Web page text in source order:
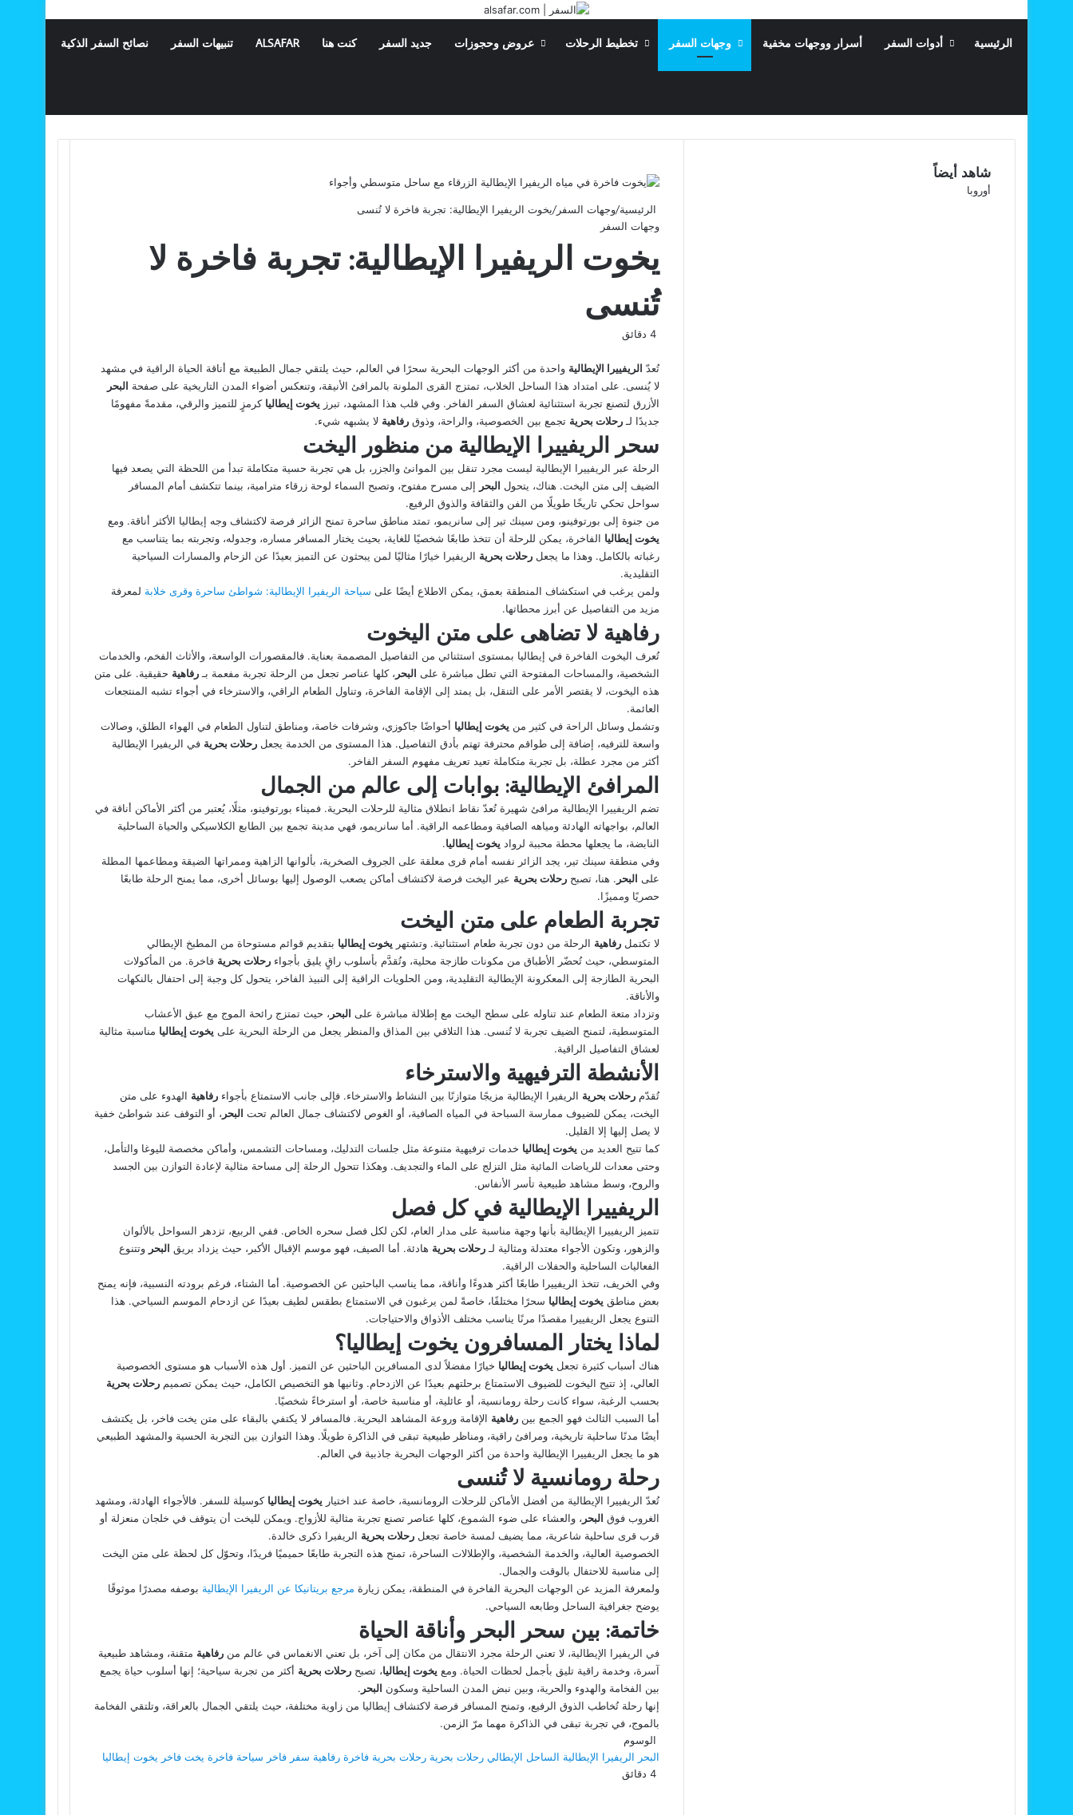
الرئيسية أدوات السفر أسرار ووجهات مخفية وجهات السفر تخطيط الرحلات عروض وحجوزات جديد السفر كنت هنا ALSAFAR تنبيهات السفر نصائح السفر الذكية
الرئيسية/وجهات السفر/يخوت الريفيرا الإيطالية: تجربة فاخرة لا تُنسى
وجهات السفر
يخوت الريفيرا الإيطالية: تجربة فاخرة لا
تُنسى
عبر
البريد
تُعدّ الريفييرا الإيطالية واحدة من أكثر الوجهات البحرية سحرًا في العالم، حيث يلتقي جمال الطبيعة مع أناقة الحياة الراقية في مشهد
لا يُنسى. على امتداد هذا الساحل الخلاب، تمتزج القرى الملونة بالمرافئ الأنيقة، وتنعكس أضواء المدن التاريخية على صفحة البحر
الأزرق لتصنع تجربة استثنائية لعشاق السفر الفاخر. وفي قلب هذا المشهد، تبرز يخوت إيطاليا كرمزٍ للتميز والرقي، مقدمةً مفهومًا
جديدًا لـ رحلات بحرية تجمع بين الخصوصية، والراحة، وذوق رفاهية لا يشبهه شيء.
سحر الريفييرا الإيطالية من منظور اليخت
الرحلة عبر الريفييرا الإيطالية ليست مجرد تنقل بين الموانئ والجزر، بل هي تجربة حسية متكاملة تبدأ من اللحظة التي يصعد فيها
الضيف إلى متن اليخت. هناك، يتحول البحر إلى مسرح مفتوح، وتصبح السماء لوحة زرقاء مترامية، بينما تتكشف أمام المسافر
سواحل تحكي تاريخًا طويلًا من الفن والثقافة والذوق الرفيع.
من جنوة إلى بورتوفينو، ومن سينك تير إلى سانريمو، تمتد مناطق ساحرة تمنح الزائر فرصة لاكتشاف وجه إيطاليا الأكثر أناقة. ومع
يخوت إيطاليا الفاخرة، يمكن للرحلة أن تتخذ طابعًا شخصيًا للغاية، بحيث يختار المسافر مساره، وجدوله، وتجربته بما يتناسب مع
رغباته بالكامل. وهذا ما يجعل رحلات بحرية الريفيرا خيارًا مثاليًا لمن يبحثون عن التميز بعيدًا عن الزحام والمسارات السياحية
التقليدية.
ولمن يرغب في استكشاف المنطقة بعمق، يمكن الاطلاع أيضًا على سياحة الريفيرا الإيطالية: شواطئ ساحرة وقرى خلابة لمعرفة
مزيد من التفاصيل عن أبرز محطاتها.
رفاهية لا تضاهى على متن اليخوت
تُعرف اليخوت الفاخرة في إيطاليا بمستوى استثنائي من التفاصيل المصممة بعناية. فالمقصورات الواسعة، والأثاث الفخم، والخدمات
الشخصية، والمساحات المفتوحة التي تطل مباشرة على البحر ، كلها عناصر تجعل من الرحلة تجربة مفعمة بـ رفاهية حقيقية. على متن
هذه اليخوت، لا يقتصر الأمر على التنقل، بل يمتد إلى الإقامة الفاخرة، وتناول الطعام الراقي، والاسترخاء في أجواء تشبه المنتجعات
العائمة.
وتشمل وسائل الراحة في كثير من يخوت إيطاليا أحواضًا جاكوزي، وشرفات خاصة، ومناطق لتناول الطعام في الهواء الطلق، وصالات
واسعة للترفيه، إضافة إلى طواقم محترفة تهتم بأدق التفاصيل. هذا المستوى من الخدمة يجعل رحلات بحرية في الريفيرا الإيطالية
أكثر من مجرد عطلة، بل تجربة متكاملة تعيد تعريف مفهوم السفر الفاخر.
المرافئ الإيطالية: بوابات إلى عالم من الجمال
تضم الريفييرا الإيطالية مرافئ شهيرة تُعدّ نقاط انطلاق مثالية للرحلات البحرية. فميناء بورتوفينو، مثلًا، يُعتبر من أكثر الأماكن أناقة في
العالم، بواجهاته الهادئة ومياهه الصافية ومطاعمه الراقية. أما سانريمو، فهي مدينة تجمع بين الطابع الكلاسيكي والحياة الساحلية
النابضة، ما يجعلها محطة محببة لرواد يخوت إيطاليا.
وفي منطقة سينك تير، يجد الزائر نفسه أمام قرى معلقة على الجروف الصخرية، بألوانها الزاهية وممراتها الضيقة ومطاعمها المطلة
على البحر . هنا، تصبح رحلات بحرية عبر اليخت فرصة لاكتشاف أماكن يصعب الوصول إليها بوسائل أخرى، مما يمنح الرحلة طابعًا
حصريًا ومميزًا.
تجربة الطعام على متن اليخت
لا تكتمل رفاهية الرحلة من دون تجربة طعام استثنائية. وتشتهر يخوت إيطاليا بتقديم قوائم مستوحاة من المطبخ الإيطالي
المتوسطي، حيث تُحضّر الأطباق من مكونات طازجة محلية، وتُقدَّم بأسلوب راقٍ يليق بأجواء رحلات بحرية فاخرة. من المأكولات
البحرية الطازجة إلى المعكرونة الإيطالية التقليدية، ومن الحلويات الراقية إلى النبيذ الفاخر، يتحول كل وجبة إلى احتفال بالنكهات
والأناقة.
وتزداد متعة الطعام عند تناوله على سطح اليخت مع إطلالة مباشرة على البحر ، حيث تمتزج رائحة الموج مع عبق الأعشاب
المتوسطية، لتمنح الضيف تجربة لا تُنسى. هذا التلاقي بين المذاق والمنظر يجعل من الرحلة البحرية على يخوت إيطاليا مناسبة مثالية
لعشاق التفاصيل الراقية.
الأنشطة الترفيهية والاسترخاء
تُقدّم رحلات بحرية الريفيرا الإيطالية مزيجًا متوازنًا بين النشاط والاسترخاء. فإلى جانب الاستمتاع بأجواء رفاهية الهدوء على متن
اليخت، يمكن للضيوف ممارسة السباحة في المياه الصافية، أو الغوص لاكتشاف جمال العالم تحت البحر ، أو التوقف عند شواطئ خفية
لا يصل إليها إلا القليل.
كما تتيح العديد من يخوت إيطاليا خدمات ترفيهية متنوعة مثل جلسات التدليك، ومساحات التشمس، وأماكن مخصصة لليوغا والتأمل،
وحتى معدات للرياضات المائية مثل التزلج على الماء والتجديف. وهكذا تتحول الرحلة إلى مساحة مثالية لإعادة التوازن بين الجسد
والروح، وسط مشاهد طبيعية تأسر الأنفاس.
الريفييرا الإيطالية في كل فصل
تتميز الريفييرا الإيطالية بأنها وجهة مناسبة على مدار العام، لكن لكل فصل سحره الخاص. ففي الربيع، تزدهر السواحل بالألوان
والزهور، وتكون الأجواء معتدلة ومثالية لـ رحلات بحرية هادئة. أما الصيف، فهو موسم الإقبال الأكبر، حيث يزداد بريق البحر وتتنوع
الفعاليات الساحلية والحفلات الراقية.
وفي الخريف، تتخذ الريفييرا طابعًا أكثر هدوءًا وأناقة، مما يناسب الباحثين عن الخصوصية. أما الشتاء، فرغم برودته النسبية، فإنه يمنح
بعض مناطق يخوت إيطاليا سحرًا مختلفًا، خاصةً لمن يرغبون في الاستمتاع بطقس لطيف بعيدًا عن ازدحام الموسم السياحي. هذا
التنوع يجعل الريفييرا مقصدًا مرنًا يناسب مختلف الأذواق والاحتياجات.
لماذا يختار المسافرون يخوت إيطاليا؟
هناك أسباب كثيرة تجعل يخوت إيطاليا خيارًا مفضلاً لدى المسافرين الباحثين عن التميز. أول هذه الأسباب هو مستوى الخصوصية
العالي، إذ تتيح اليخوت للضيوف الاستمتاع برحلتهم بعيدًا عن الازدحام. وثانيها هو التخصيص الكامل، حيث يمكن تصميم رحلات بحرية
بحسب الرغبة، سواء كانت رحلة رومانسية، أو عائلية، أو مناسبة خاصة، أو استرخاءً شخصيًا.
أما السبب الثالث فهو الجمع بين رفاهية الإقامة وروعة المشاهد البحرية. فالمسافر لا يكتفي بالبقاء على متن يخت فاخر، بل يكتشف
أيضًا مدنًا ساحلية تاريخية، ومرافئ راقية، ومناظر طبيعية تبقى في الذاكرة طويلًا. وهذا التوازن بين التجربة الحسية والمشهد الطبيعي
هو ما يجعل الريفييرا الإيطالية واحدة من أكثر الوجهات البحرية جاذبية في العالم.
رحلة رومانسية لا تُنسى
تُعدّ الريفييرا الإيطالية من أفضل الأماكن للرحلات الرومانسية، خاصة عند اختيار يخوت إيطاليا كوسيلة للسفر. فالأجواء الهادئة، ومشهد
الغروب فوق البحر ، والعشاء على ضوء الشموع، كلها عناصر تصنع تجربة مثالية للأزواج. ويمكن لليخت أن يتوقف في خلجان منعزلة أو
قرب قرى ساحلية شاعرية، مما يضيف لمسة خاصة تجعل رحلات بحرية الريفيرا ذكرى خالدة.
الخصوصية العالية، والخدمة الشخصية، والإطلالات الساحرة، تمنح هذه التجربة طابعًا حميميًا فريدًا، وتحوّل كل لحظة على متن اليخت
إلى مناسبة للاحتفال بالوقت والجمال.
ولمعرفة المزيد عن الوجهات البحرية الفاخرة في المنطقة، يمكن زيارة مرجع بريتانيكا عن الريفيرا الإيطالية بوصفه مصدرًا موثوقًا
يوضح جغرافية الساحل وطابعه السياحي.
خاتمة: بين سحر البحر وأناقة الحياة
في الريفيرا الإيطالية، لا تعني الرحلة مجرد الانتقال من مكان إلى آخر، بل تعني الانغماس في عالم من رفاهية متقنة، ومشاهد طبيعية
آسرة، وخدمة راقية تليق بأجمل لحظات الحياة. ومع يخوت إيطاليا، تصبح رحلات بحرية أكثر من تجربة سياحية؛ إنها أسلوب حياة يجمع
بين الفخامة والهدوء والحرية، وبين نبض المدن الساحلية وسكون البحر .
إنها رحلة تُخاطب الذوق الرفيع، وتمنح المسافر فرصة لاكتشاف إيطاليا من زاوية مختلفة، حيث يلتقي الجمال بالعراقة، وتلتقي الفخامة
بالموج، في تجربة تبقى في الذاكرة مهما مرّ الزمن.
الوسوم
البحر الريفيرا الإيطالية الساحل الإيطالي رحلات بحرية رحلات بحرية فاخرة رفاهية سفر فاخر سياحة فاخرة يخت فاخر يخوت إيطاليا
شاهد أيضاً
إغلاق
أوروبا